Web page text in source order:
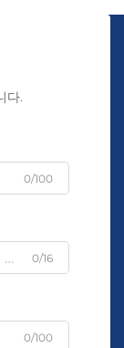
다.
0/100
0/16
0/100